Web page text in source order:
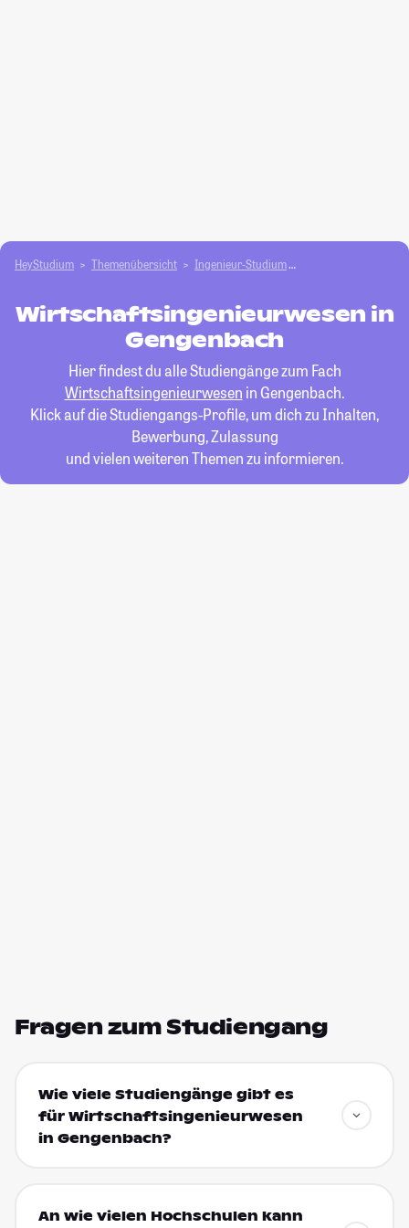
HeyStudium Themenübersicht Ingenieur-Studium
Wirtschaftsingenieurwesen in
Gengenbach
Hier findest du alle Studiengänge zum Fach
Wirtschaftsingenieurwesen in Gengenbach.
Klick auf die Studiengangs-Profile, um dich zu Inhalten,
Bewerbung, Zulassung
und vielen weiteren Themen zu informieren.
Fragen zum Studiengang
Wie viele Studiengänge gibt es
für Wirtschaftsingenieurwesen
in Gengenbach?
An wie vielen Hochschulen kann